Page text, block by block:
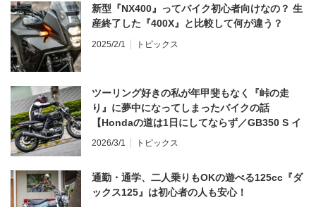
新型『NX400』ってバイク初心者向けなの？ 生
産終了した『400X』と比較して何が違う？
2025/2/1 トピックス
ツーリング好きの私が年甲斐もなく『峠の走
り』に夢中になってしまったバイクの話
【Hondaの道は1日にしてならず／GB350 S イ
ンプレ・レビュー 前編】
2026/3/1 トピックス
通勤・通学、二人乗りもOKの遊べる125cc『ダ
ックス125』は初心者の人も安心！